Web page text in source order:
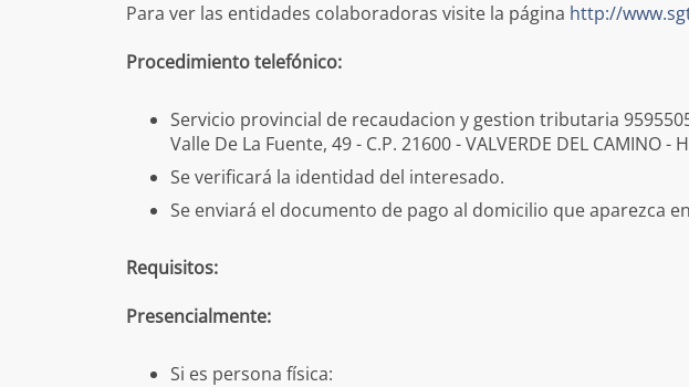
Para ver las entidades colaboradoras visite la página http://
Procedimiento telefónico:
Servicio provincial de recaudacion y gestion tributaria
Valle De La Fuente, 49 - C.P. 21600 - VALVERDE DEL CAMINO -
Se verificará la identidad del interesado.
Se enviará el documento de pago al domicilio que aparezca
Requisitos:
Presencialmente:
Si es persona física: